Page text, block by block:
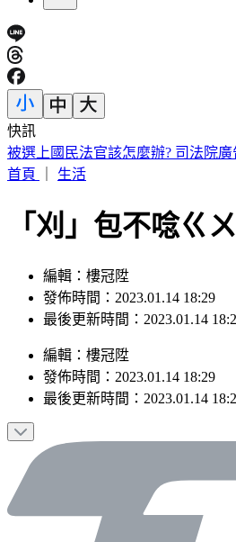
快訊
被選上國民法官該怎麼辦? 司法院廣
首頁
生活
「刈」包不唸ㄍ
編輯：樓冠陞
發佈時間：2023.01.14 18:29
最後更新時間：2023.01.14
編輯 ： 樓冠陞
發佈時間： 2023.01.14 18:29
最後更新時間： 2023.01.14